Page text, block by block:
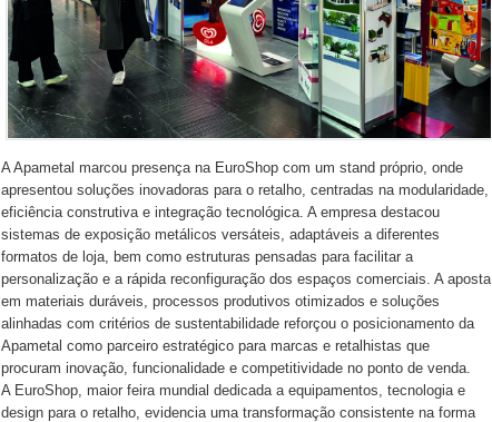
A Apametal marcou presença na EuroShop com um stand próprio, onde
apresentou soluções inovadoras para o retalho, centradas na modularidade,
eficiência construtiva e integração tecnológica. A empresa destacou
sistemas de exposição metálicos versáteis, adaptáveis a diferentes
formatos de loja, bem como estruturas pensadas para facilitar a
personalização e a rápida reconfiguração dos espaços comerciais. A aposta
em materiais duráveis, processos produtivos otimizados e soluções
alinhadas com critérios de sustentabilidade reforçou o posicionamento da
Apametal como parceiro estratégico para marcas e retalhistas que
procuram inovação, funcionalidade e competitividade no ponto de venda.
A EuroShop, maior feira mundial dedicada a equipamentos, tecnologia e
design para o retalho, evidencia uma transformação consistente na forma